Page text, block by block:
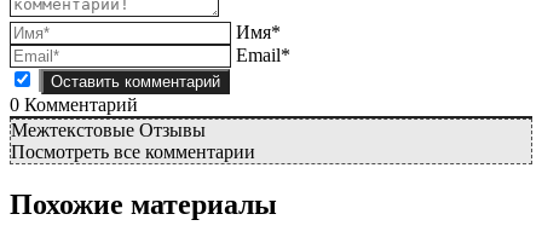
Имя*
Email*
0 Комментарий
Межтекстовые Отзывы
Посмотреть все комментарии
Похожие материалы